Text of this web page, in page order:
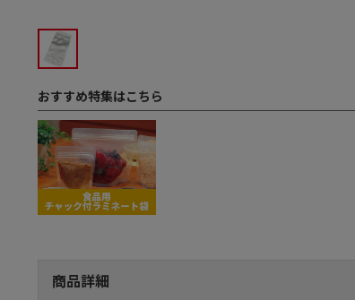
おすすめ特集はこちら
商品詳細